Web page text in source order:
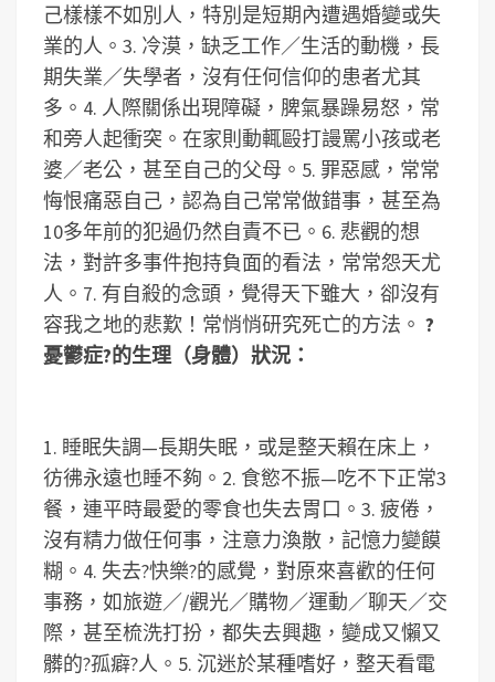
己樣樣不如別人，特別是短期內遭遇婚變或失
業的人。 3. 冷漠，缺乏工作／生活的動機，長
期失業／失學者，沒有任何信仰的患者尤其
多。 4. 人際關係出現障礙，脾氣暴躁易怒，常
和旁人起衝突。在家則動輒毆打謾罵小孩或老
婆／老公，甚至自己的父母。 5. 罪惡感，常常
悔恨痛惡自己，認為自己常常做錯事，甚至為
10多年前的犯過仍然自責不已。 6. 悲觀的想
法，對許多事件抱持負面的看法，常常怨天尤
人。 7. 有自殺的念頭，覺得天下雖大，卻沒有
容我之地的悲歎！常悄悄研究死亡的方法。 ?
憂鬱症?的生理（身體）狀況：
1. 睡眠失調—長期失眠，或是整天賴在床上，
彷彿永遠也睡不夠。 2. 食慾不振—吃不下正常3
餐，連平時最愛的零食也失去胃口。 3. 疲倦，
沒有精力做任何事，注意力渙散，記憶力變饃
糊。 4. 失去?快樂?的感覺，對原來喜歡的任何
事務，如旅遊／/觀光／購物／運動／聊天／交
際，甚至梳洗打扮，都失去興趣，變成又懶又
髒的?孤癖?人。 5. 沉迷於某種嗜好，整天看電